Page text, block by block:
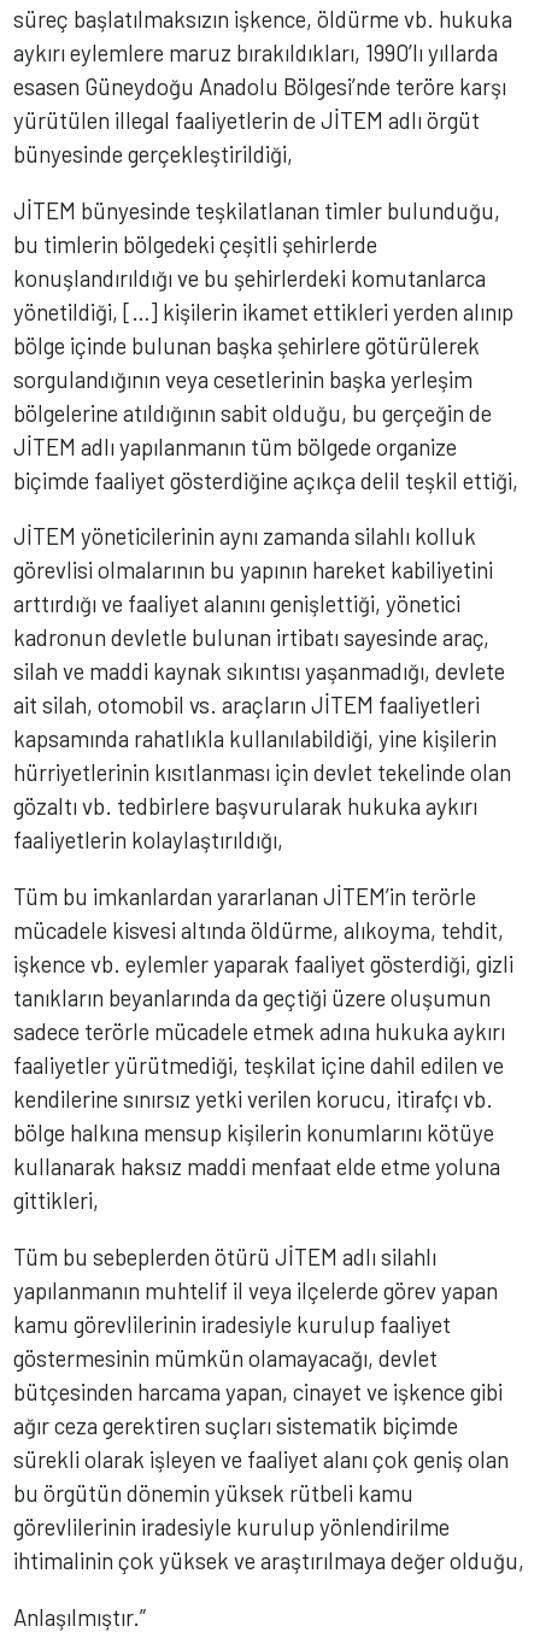
süreç başlatılmaksızın işkence, öldürme vb. hukuka
aykırı eylemlere maruz bırakıldıkları, 1990’lı yıllarda
esasen Güneydoğu Anadolu Bölgesi’nde teröre karşı
yürütülen illegal faaliyetlerin de JİTEM adlı örgüt
bünyesinde gerçekleştirildiği,
JİTEM bünyesinde teşkilatlanan timler bulunduğu,
bu timlerin bölgedeki çeşitli şehirlerde
konuşlandırıldığı ve bu şehirlerdeki komutanlarca
yönetildiği, […] kişilerin ikamet ettikleri yerden alınıp
bölge içinde bulunan başka şehirlere götürülerek
sorgulandığının veya cesetlerinin başka yerleşim
bölgelerine atıldığının sabit olduğu, bu gerçeğin de
JİTEM adlı yapılanmanın tüm bölgede organize
biçimde faaliyet gösterdiğine açıkça delil teşkil ettiği,
JİTEM yöneticilerinin aynı zamanda silahlı kolluk
görevlisi olmalarının bu yapının hareket kabiliyetini
arttırdığı ve faaliyet alanını genişlettiği, yönetici
kadronun devletle bulunan irtibatı sayesinde araç,
silah ve maddi kaynak sıkıntısı yaşanmadığı, devlete
ait silah, otomobil vs. araçların JİTEM faaliyetleri
kapsamında rahatlıkla kullanılabildiği, yine kişilerin
hürriyetlerinin kısıtlanması için devlet tekelinde olan
gözaltı vb. tedbirlere başvurularak hukuka aykırı
faaliyetlerin kolaylaştırıldığı,
Tüm bu imkanlardan yararlanan JİTEM’in terörle
mücadele kisvesi altında öldürme, alıkoyma, tehdit,
işkence vb. eylemler yaparak faaliyet gösterdiği, gizli
tanıkların beyanlarında da geçtiği üzere oluşumun
sadece terörle mücadele etmek adına hukuka aykırı
faaliyetler yürütmediği, teşkilat içine dahil edilen ve
kendilerine sınırsız yetki verilen korucu, itirafçı vb.
bölge halkına mensup kişilerin konumlarını kötüye
kullanarak haksız maddi menfaat elde etme yoluna
gittikleri,
Tüm bu sebeplerden ötürü JİTEM adlı silahlı
yapılanmanın muhtelif il veya ilçelerde görev yapan
kamu görevlilerinin iradesiyle kurulup faaliyet
göstermesinin mümkün olamayacağı, devlet
bütçesinden harcama yapan, cinayet ve işkence gibi
ağır ceza gerektiren suçları sistematik biçimde
sürekli olarak işleyen ve faaliyet alanı çok geniş olan
bu örgütün dönemin yüksek rütbeli kamu
görevlilerinin iradesiyle kurulup yönlendirilme
ihtimalinin çok yüksek ve araştırılmaya değer olduğu,
Anlaşılmıştır.”